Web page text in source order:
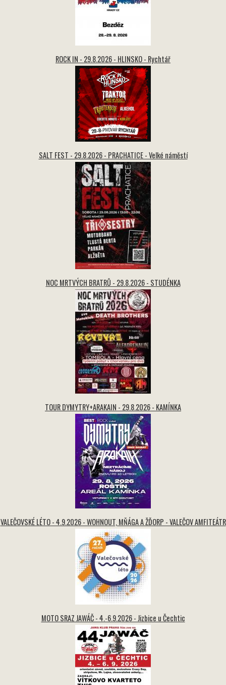
ROCK IN - 29.8.2026 - HLINSKO - Rychtář
SALT FEST - 29.8.2026 - PRACHATICE - Velké náměstí
NOC MRTVÝCH BRATRŮ - 29.8.2026 - STUDÉNKA
TOUR DYMYTRY+ARAKAIN - 29.8.2026 - KAMÍNKA
VALEČOVSKÉ LÉTO - 4.9.2026 - WOHNOUT, MŇÁGA A ŽĎORP - VALEČOV AMFITEÁTR
MOTO SRAZ JAWÁČ - 4.-6.9.2026 - Jizbice u Čechtic